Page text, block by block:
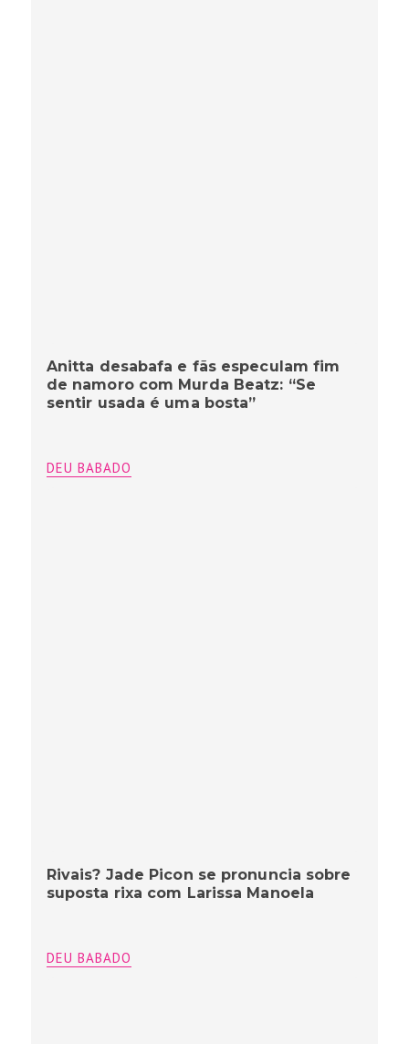
Anitta desabafa e fãs especulam fim
de namoro com Murda Beatz: “Se
sentir usada é uma bosta”
DEU BABADO
Rivais? Jade Picon se pronuncia sobre
suposta rixa com Larissa Manoela
DEU BABADO